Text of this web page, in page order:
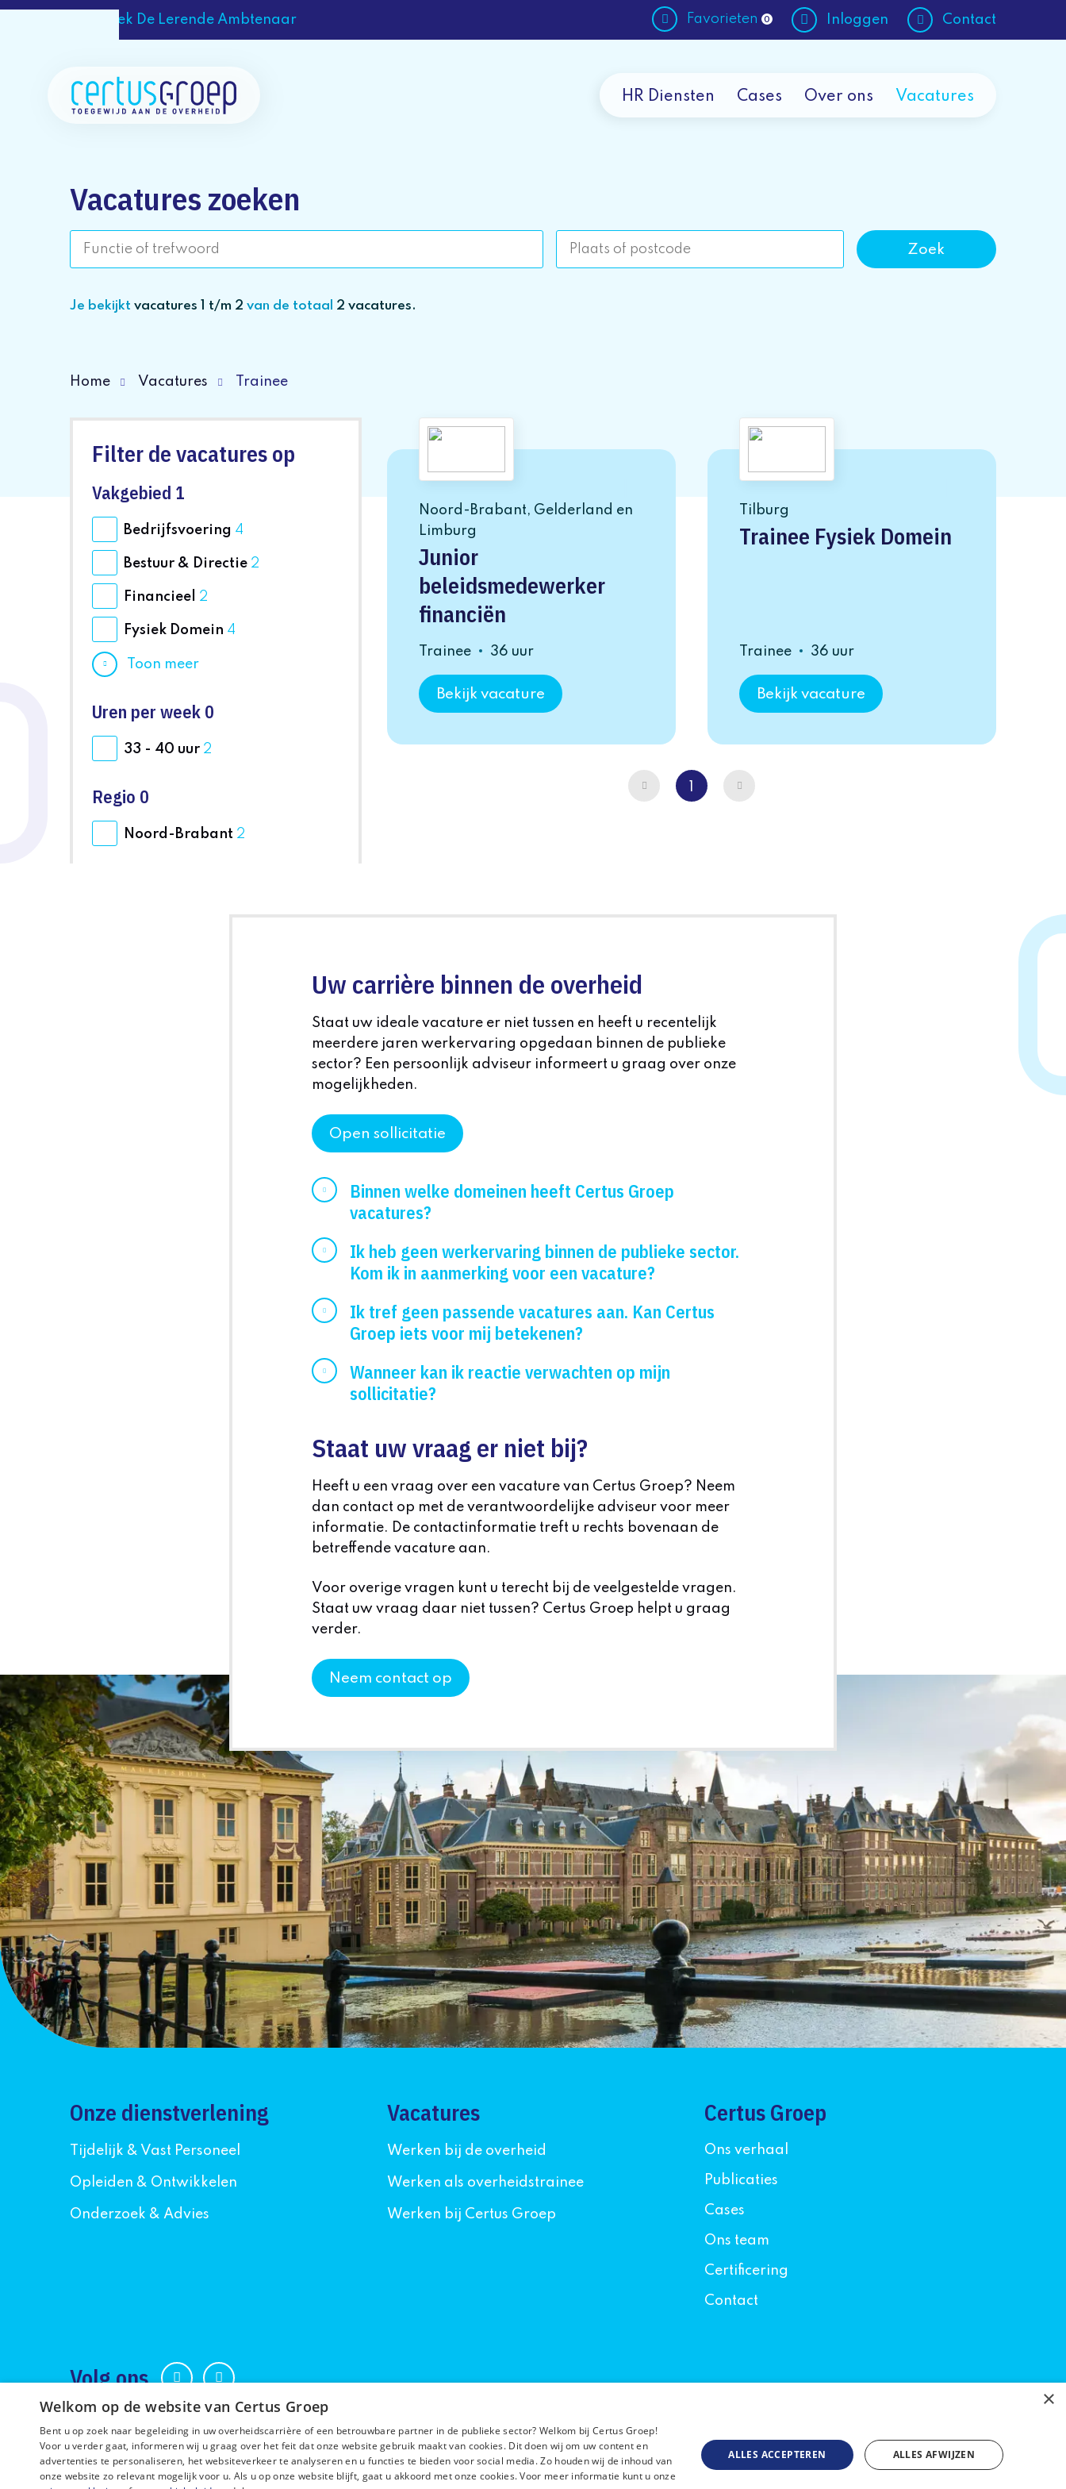
Ontdek De Lerende Ambtenaar Favorieten 0 Inloggen Contact
HR Diensten Cases Over ons Vacatures
Vacatures zoeken
Je bekijkt vacatures 1 t/m 2 van de totaal 2 vacatures.
Home Vacatures Trainee
Filter de vacatures op
Vakgebied 1
Bedrijfsvoering 4
Bestuur & Directie 2
Financieel 2
Fysiek Domein 4
Toon meer
Uren per week 0
33 - 40 uur 2
Regio 0
Noord-Brabant 2
Noord-Brabant, Gelderland en
Limburg
Junior
beleidsmedewerker
financiën
Trainee 36 uur
Bekijk vacature
Tilburg
Trainee Fysiek Domein
Trainee 36 uur
Bekijk vacature
Vorige
Uw carrière binnen de overheid
Staat uw ideale vacature er niet tussen en heeft u recentelijk
meerdere jaren werkervaring opgedaan binnen de publieke
sector? Een persoonlijk adviseur informeert u graag over onze
mogelijkheden.
Open sollicitatie
Binnen welke domeinen heeft Certus Groep
vacatures?
Ik heb geen werkervaring binnen de publieke sector.
Kom ik in aanmerking voor een vacature?
Ik tref geen passende vacatures aan. Kan Certus
Groep iets voor mij betekenen?
Wanneer kan ik reactie verwachten op mijn
sollicitatie?
Staat uw vraag er niet bij?
Heeft u een vraag over een vacature van Certus Groep? Neem
dan contact op met de verantwoordelijke adviseur voor meer
informatie. De contactinformatie treft u rechts bovenaan de
betreffende vacature aan.
Voor overige vragen kunt u terecht bij de veelgestelde vragen.
Staat uw vraag daar niet tussen? Certus Groep helpt u graag
verder.
Neem contact op
Onze dienstverlening
Tijdelijk & Vast Personeel
Opleiden & Ontwikkelen
Onderzoek & Advies
Vacatures
Werken bij de overheid
Werken als overheidstrainee
Werken bij Certus Groep
Certus Groep
Ons verhaal
Publicaties
Cases
Ons team
Certificering
Contact
Volg ons
×
Welkom op de website van Certus Groep
Bent u op zoek naar begeleiding in uw overheidscarrière of een betrouwbare partner in de publieke sector? Welkom bij Certus Groep!
Voor u verder gaat, informeren wij u graag over het feit dat onze website gebruik maakt van cookies. Dit doen wij om uw content en
advertenties te personaliseren, het websiteverkeer te analyseren en u functies te bieden voor social media. Zo houden wij de inhoud van
onze website zo relevant mogelijk voor u. Als u op onze website blijft, gaat u akkoord met onze cookies. Voor meer informatie kunt u onze
ALLES ACCEPTEREN ALLES AFWIJZEN